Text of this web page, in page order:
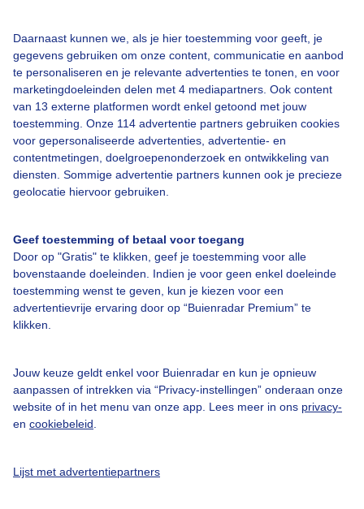
Daarnaast kunnen we, als je hier toestemming voor geeft, je
gegevens gebruiken om onze content, communicatie en aanbod
te personaliseren en je relevante advertenties te tonen, en voor
marketingdoeleinden delen met 4 mediapartners. Ook content
van 13 externe platformen wordt enkel getoond met jouw
toestemming. Onze 114 advertentie partners gebruiken cookies
voor gepersonaliseerde advertenties, advertentie- en
contentmetingen, doelgroepenonderzoek en ontwikkeling van
diensten. Sommige advertentie partners kunnen ook je precieze
geolocatie hiervoor gebruiken.
Geef toestemming of betaal voor toegang
Door op "Gratis" te klikken, geef je toestemming voor alle
bovenstaande doeleinden. Indien je voor geen enkel doeleinde
toestemming wenst te geven, kun je kiezen voor een
advertentievrije ervaring door op “Buienradar Premium” te
klikken.
Jouw keuze geldt enkel voor Buienradar en kun je opnieuw
aanpassen of intrekken via “Privacy-instellingen” onderaan onze
website of in het menu van onze app. Lees meer in ons privacy-
en cookiebeleid
Lijst met advertentiepartners
Een moment geduld aub...
Over Buienradar
Bedrijfsgegevens
Veelgestelde vragen
Toegankelijkheid
Gebruikersvoorwaarden
Buienradar Team